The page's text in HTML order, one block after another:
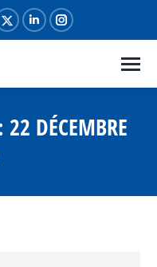
La
page
s'ouvre
dans
une
La
page
s'ouvre
dans
une
La
page
Instagram
s'ouvre
dans
une
22 DÉCEMBRE